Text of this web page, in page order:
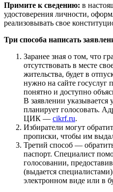
Примите к сведению: в
удостоверения личности,
реализовывать свое
Три способа написать
Заранее зная о том, что
отсутствовать в месте
жительства, будет в
нужно на сайте госуслуг
понятно и доступно
В заявлении указывается
планирует голосовать.
ЦИК — cikrf.ru.
Избиратели могут
прописки, чтобы им
Третий способ —
паспорт. Специалист
голосовании,
(выдается
электронном виде или в